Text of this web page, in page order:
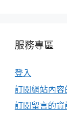
服務專區
登入
訂閱網站內
訂閱留言的資